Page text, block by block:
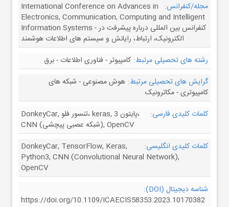
مجله/کنفرانس: International Conference on Advances in
Electronics, Communication, Computing and Intelligent
Information Systems - کنفرانس بین المللی درباره پیشرفت در
الکترونیک، ارتباط، رایانش و سیستم های اطلاعات هوشمند
رشته های تحصیلی مرتبط: کامپیوتر - فناوری اطلاعات - برق
گرایش های تحصیلی مرتبط: هوش مصنوعی - شبکه های
کامپیوتری - مکاترونیک
کلمات کلیدی فارسی:
DonkeyCar, تنسور فلو، keras, پایتون 3،
CNN (شبکه عصبی پیچشی), OpenCV
کلمات کلیدی انگلیسی:
DonkeyCar, TensorFlow, Keras,
Python3, CNN (Convolutional Neural Network),
OpenCV
شناسه دیجیتال (DOI):
https://doi.org/10.1109/ICAECIS58353.2023.10170382